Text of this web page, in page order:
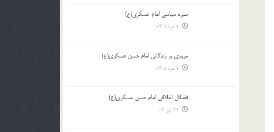
سیره سیاسی امام عسکری(ع)
7 مرداد 03
مروری بر زندگانی امام حسن عسکری(ع)
7 مرداد 03
فضائل اخلاقی امام حسن عسکری(ع)
22 تیر 03